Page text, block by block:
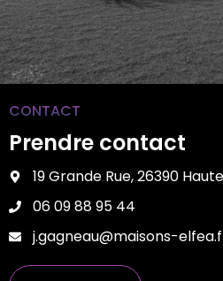
CONTACT
Prendre contact
19 Grande Rue, 26390
06 09 88 95 44
j.gagneau@maisons-